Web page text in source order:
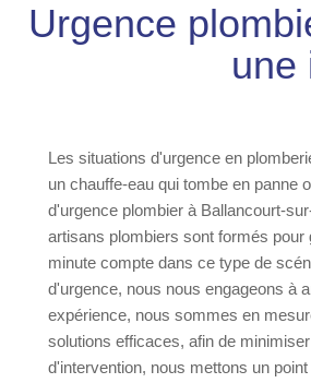
Urgence
une
Les situations d'urgence en
un chauffe-eau qui tombe en panne
d'urgence plombier à Ballancourt-
artisans plombiers sont formés
minute compte dans ce type de
d'urgence, nous nous engageons à
expérience, nous sommes en
solutions efficaces, afin de
d'intervention, nous mettons un